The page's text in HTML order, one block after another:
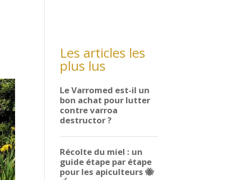
Les articles les
plus lus